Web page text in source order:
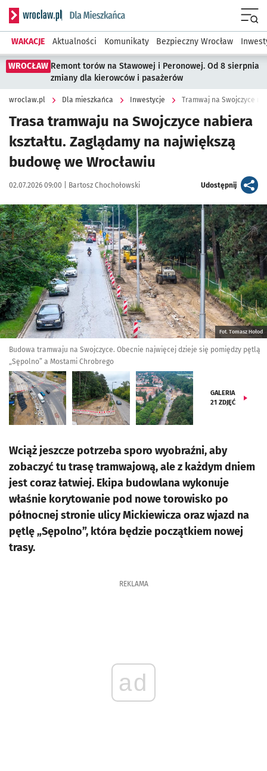
Serwis informacyjny wroclaw.pl podserwis: Dla mieszkańca
WAKACJE Aktualności Komunikaty Bezpieczny Wrocław
WROCŁAW Remont torów na Stawowej i Peronowej. Od 8 sierpnia
zmiany dla kierowców i pasażerów
wroclaw.pl Dla mieszkańca Inwestycje Tramwaj na Swojczyce
Trasa tramwaju na Swojczyce nabiera
kształtu. Zaglądamy na największą
budowę we Wrocławiu
Data publikacji:
02.07.2026 09:00 | Autor:
Bartosz Chochołowski Udostępnijartykuł
Kliknij, aby zobaczyć galerię
Fot. Tomasz Hołod
Budowa tramwaju na Swojczyce. Obecnie najwięcej dzieje się pomiędzy pętlą
„Sępolno” a Mostami Chrobrego
GALERIA
21 ZDJĘĆ
Wciąż jeszcze potrzeba sporo wyobraźni, aby
zobaczyć tu trasę tramwajową, ale z każdym dniem
jest coraz łatwiej. Ekipa budowlana wykonuje
właśnie korytowanie pod nowe torowisko po
północnej stronie ulicy Mickiewicza oraz wjazd na
pętlę „Sępolno”, która będzie początkiem nowej
trasy.
REKLAMA
ad